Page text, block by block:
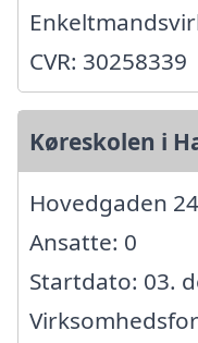
CVR: 30258339
Køreskolen i
Hovedgaden
Ansatte: 0
Startdato: 03.